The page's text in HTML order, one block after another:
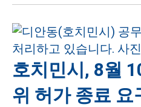
호치민시, 8월
위 허가 종료 요